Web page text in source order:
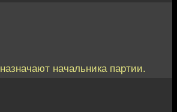
назначают начальника партии.